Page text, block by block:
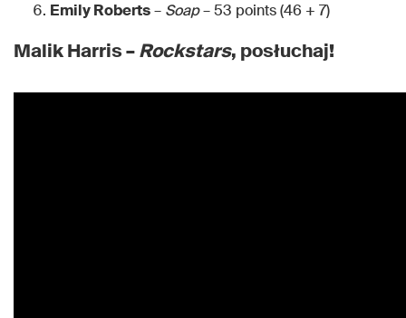
Emily Roberts– Soap– 53 points (46 + 7)
Malik Harris –Rockstars, posłuchaj!